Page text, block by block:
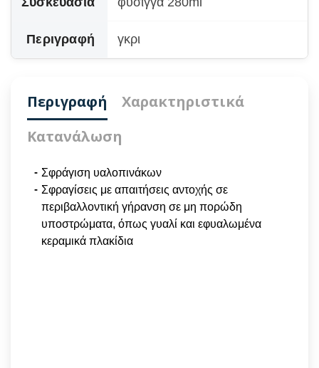
Περιγραφή γκρι
Περιγραφή
Χαρακτηριστικά
Κατανάλωση
Σφράγιση υαλοπινάκων
Σφραγίσεις με απαιτήσεις αντοχής σε
περιβαλλοντική γήρανση σε μη πορώδη
υποστρώματα, όπως γυαλί και εφυαλωμένα
κεραμικά πλακίδια